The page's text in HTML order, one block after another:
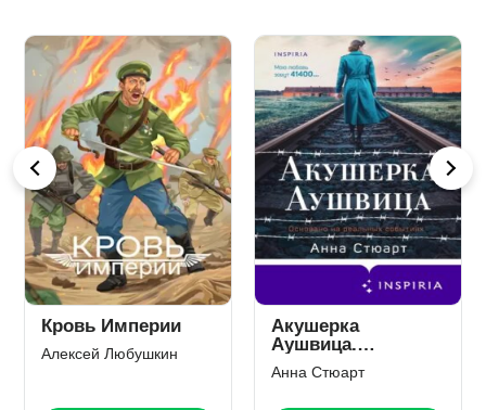
Кровь Империи
Алексей Любушкин
Акушерка
Аушвица.
Основано на
реальных
Анна Стюарт